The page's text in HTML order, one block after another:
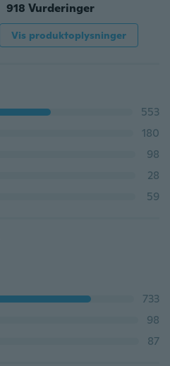
918 Vurderinger
Vis produktoplysninger
553
180
98
28
59
733
98
87